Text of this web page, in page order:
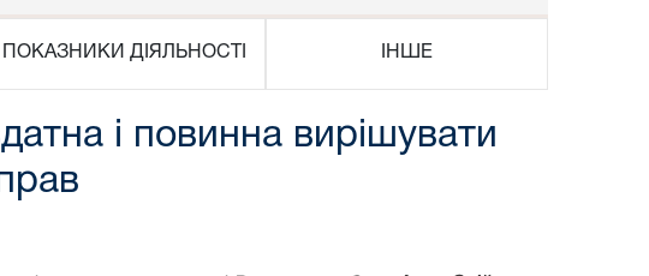
ПОКАЗНИКИ ДІЯЛЬНОСТІ ІНШЕ
і повинна вирішувати